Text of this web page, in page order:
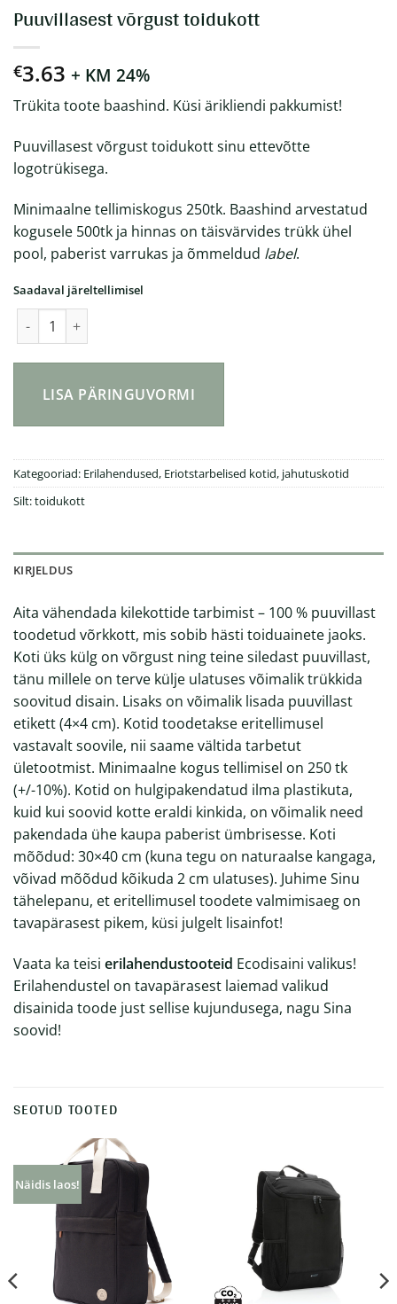
Puuvillasest võrgust toidukott
€3.63 + KM 24%
Trükita toote baashind. Küsi ärikliendi pakkumist!
Puuvillasest võrgust toidukott sinu ettevõtte
logotrükisega.
Minimaalne tellimiskogus 250tk. Baashind arvestatud
kogusele 500tk ja hinnas on täisvärvides trükk ühel
pool, paberist varrukas ja õmmeldud label.
Saadaval järeltellimisel
LISA PÄRINGUVORMI
Kategooriad: Erilahendused, Eriotstarbelised kotid, jahutuskotid
Silt:toidukott
KIRJELDUS
Aita vähendada kilekottide tarbimist – 100 % puuvillast
toodetud võrkkott, mis sobib hästi toiduainete jaoks.
Koti üks külg on võrgust ning teine siledast puuvillast,
tänu millele on terve külje ulatuses võimalik trükkida
soovitud disain. Lisaks on võimalik lisada puuvillast
etikett (4×4 cm). Kotid toodetakse eritellimusel
vastavalt soovile, nii saame vältida tarbetut
ületootmist. Minimaalne kogus tellimisel on 250 tk
(+/-10%). Kotid on hulgipakendatud ilma plastikuta,
kuid kui soovid kotte eraldi kinkida, on võimalik need
pakendada ühe kaupa paberist ümbrisesse. Koti
mõõdud: 30×40 cm (kuna tegu on naturaalse kangaga,
võivad mõõdud kõikuda 2 cm ulatuses). Juhime Sinu
tähelepanu, et eritellimusel toodete valmimisaeg on
tavapärasest pikem, küsi julgelt lisainfot!
Vaata ka teisi erilahendustooteid Ecodisaini valikus!
Erilahendustel on tavapärasest laiemad valikud
disainida toode just sellise kujundusega, nagu Sina
soovid!
SEOTUD TOOTED
Näidis laos!